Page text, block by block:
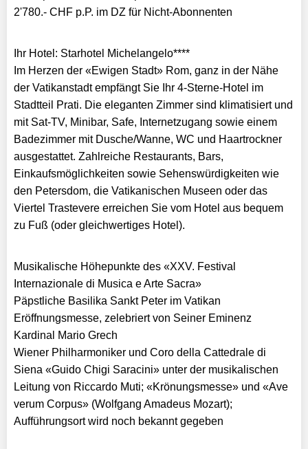
2'780.- CHF p.P. im DZ für Nicht-Abonnenten
Ihr Hotel: Starhotel Michelangelo****
Im Herzen der «Ewigen Stadt» Rom, ganz in der Nähe
der Vatikanstadt empfängt Sie Ihr 4-Sterne-Hotel im
Stadtteil Prati. Die eleganten Zimmer sind klimatisiert und
mit Sat-TV, Minibar, Safe, Internetzugang sowie einem
Badezimmer mit Dusche/Wanne, WC und Haartrockner
ausgestattet. Zahlreiche Restaurants, Bars,
Einkaufsmöglichkeiten sowie Sehenswürdigkeiten wie
den Petersdom, die Vatikanischen Museen oder das
Viertel Trastevere erreichen Sie vom Hotel aus bequem
zu Fuß (oder gleichwertiges Hotel).
Musikalische Höhepunkte des «XXV. Festival
Internazionale di Musica e Arte Sacra»
Päpstliche Basilika Sankt Peter im Vatikan
Eröffnungsmesse, zelebriert von Seiner Eminenz
Kardinal Mario Grech
Wiener Philharmoniker und Coro della Cattedrale di
Siena «Guido Chigi Saracini» unter der musikalischen
Leitung von Riccardo Muti; «Krönungsmesse» und «Ave
verum Corpus» (Wolfgang Amadeus Mozart);
Aufführungsort wird noch bekannt gegeben